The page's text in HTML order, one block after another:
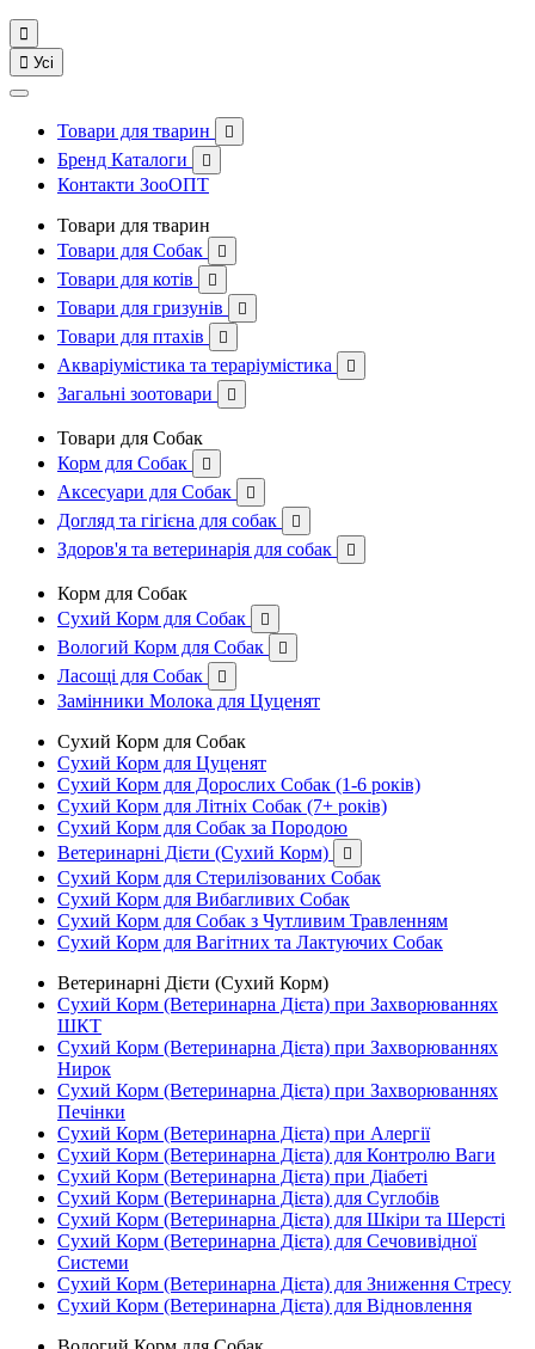

 Усі
Товари для тварин 
Бренд Каталоги 
Контакти ЗооОПТ
Товари для тварин
Товари для Собак

Товари для котів 
Товари для гризунів 
Товари для птахів 
Акваріумістика та тераріумістика 
Загальні зоотовари 
Товари для Собак
Корм для Собак

Аксесуари для Собак 
Догляд та гігієна для собак 
Здоров'я та ветеринарія для собак 
Корм для Собак
Сухий Корм для Собак

Вологий Корм для Собак 
Ласощі для Собак 
Замінники Молока для Цуценят
Сухий Корм для Собак
Сухий Корм для Цуценят
Сухий Корм для Дорослих Собак (1-6 років)
Сухий Корм для Літніх Собак (7+ років)
Сухий Корм для Собак за Породою
Ветеринарні Дієти (Сухий Корм)

Сухий Корм для Стерилізованих Собак
Сухий Корм для Вибагливих Собак
Сухий Корм для Собак з Чутливим Травленням
Сухий Корм для Вагітних та Лактуючих Собак
Ветеринарні Дієти (Сухий Корм)
Сухий Корм (Ветеринарна Дієта) при Захворюваннях
ШКТ
Сухий Корм (Ветеринарна Дієта) при Захворюваннях
Нирок
Сухий Корм (Ветеринарна Дієта) при Захворюваннях
Печінки
Сухий Корм (Ветеринарна Дієта) при Алергії
Сухий Корм (Ветеринарна Дієта) для Контролю Ваги
Сухий Корм (Ветеринарна Дієта) при Діабеті
Сухий Корм (Ветеринарна Дієта) для Суглобів
Сухий Корм (Ветеринарна Дієта) для Шкіри та Шерсті
Сухий Корм (Ветеринарна Дієта) для Сечовивідної
Системи
Сухий Корм (Ветеринарна Дієта) для Зниження Стресу
Сухий Корм (Ветеринарна Дієта) для Відновлення